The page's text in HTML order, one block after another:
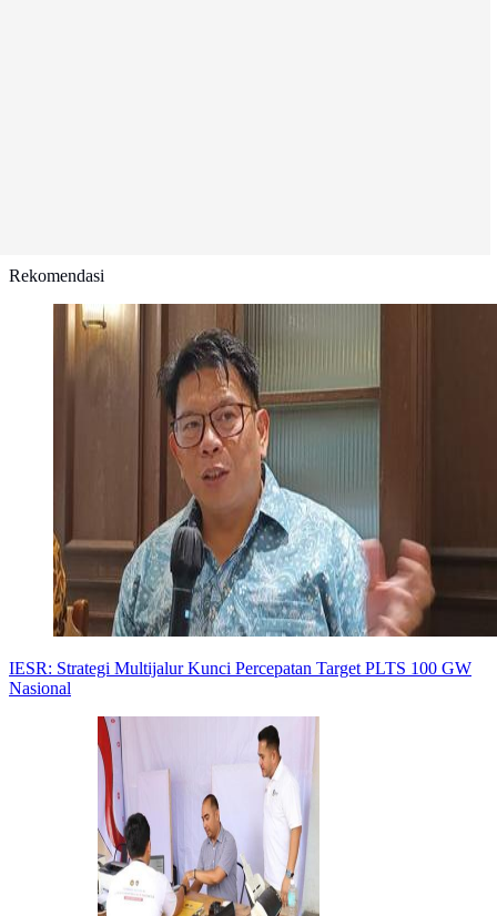
Rekomendasi
IESR: Strategi Multijalur Kunci Percepatan Target PLTS 100 GW
Nasional